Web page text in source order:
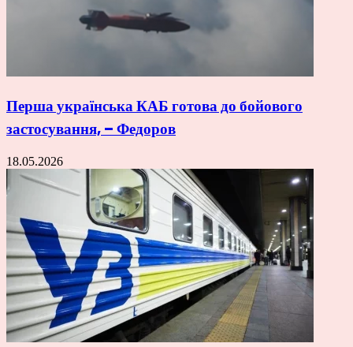
Перша українська КАБ готова до бойового
застосування, – Федоров
18.05.2026